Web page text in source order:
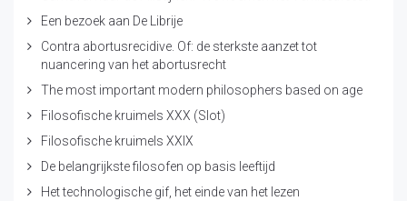
Een bezoek aan De Librije
Contra abortusrecidive. Of: de sterkste aanzet tot
nuancering van het abortusrecht
The most important modern philosophers based on age
Filosofische kruimels XXX (Slot)
Filosofische kruimels XXIX
De belangrijkste filosofen op basis leeftijd
Het technologische gif, het einde van het lezen